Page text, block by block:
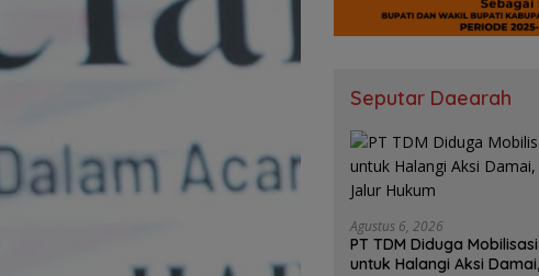
Seputar Daearah
Agustus 6, 2026
PT TDM Diduga
untuk Halangi Aksi